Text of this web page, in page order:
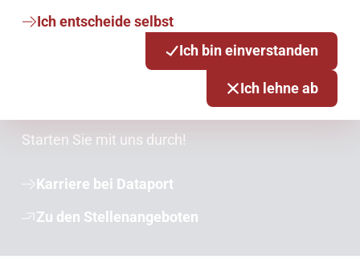
Ich entscheide selbst
Ich bin einverstanden
Ich lehne ab
Wir machen digitale Zukunft
Starten Sie mit uns durch!
Karriere bei Dataport
Zu den Stellenangeboten